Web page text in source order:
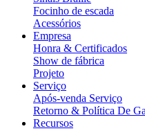
Focinho de escada
Acessórios
Empresa
Honra & Certificados
Show de fábrica
Projeto
Serviço
Após-venda Serviço
Retorno & Política De
Recursos